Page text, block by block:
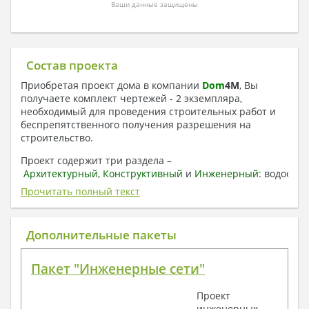
Ваши данные защищены
Состав проекта
Приобретая проект дома в компании Dom4M, Вы
получаете комплект чертежей - 2 экземпляра,
необходимый для проведения строительных работ и
беспрепятственного получения разрешения на
строительство.
Проект содержит три раздела –
Архитектурный, Конструктивный и Инженерный:
отопление, вентиляция, канализация,
электроснабжение (приобретается за дополнительную
плату) + Пояснительная записка.
1. Архитектурный раздел:
План координационных осей
Поэтажные маркировочные планы с
Прочитать полный текст
Дополнительные пакеты
Пакет "Инженерные сети"
Проект